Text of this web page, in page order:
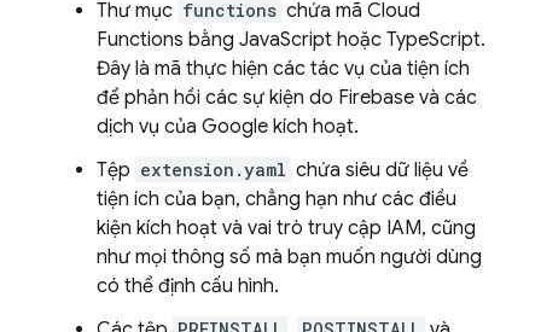
Thư mục functions chứa mã Cloud
Functions bằng JavaScript hoặc TypeScript.
Đây là mã thực hiện các tác vụ của tiện ích
để phản hồi các sự kiện do Firebase và các
dịch vụ của Google kích hoạt.
Tệp extension.yaml chứa siêu dữ liệu về
tiện ích của bạn, chẳng hạn như các điều
kiện kích hoạt và vai trò truy cập IAM, cũng
như mọi thông số mà bạn muốn người dùng
có thể định cấu hình.